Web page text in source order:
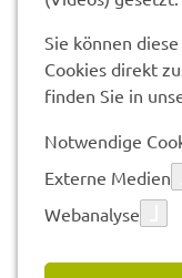
Vorle­sen
MA­TIO­NEN
Sie können
Cookies direkt
finden Sie in
Notwendige
Externe Medien
Webanalyse